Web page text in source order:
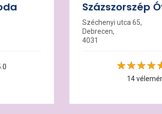
Százszorszép
Széchenyi utca 65,
Debrecen,
4031
14